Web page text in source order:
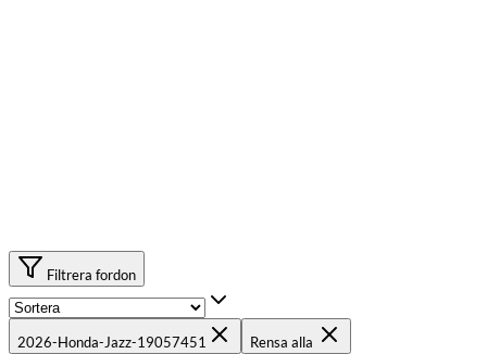
Filtrera fordon
2026-Honda-Jazz-19057451 Rensa alla